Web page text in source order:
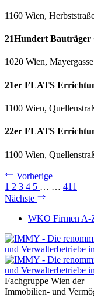
1160 Wien,
21Hundert Bauträger
1020 Wien,
21er FLATS
1100 Wien,
22er FLATS
1100 Wien,
Vorherige
1 2 3 4 5 … … 411
Nächste
WKO Firmen A-
Fachgruppe Wien der
Immobilien- und